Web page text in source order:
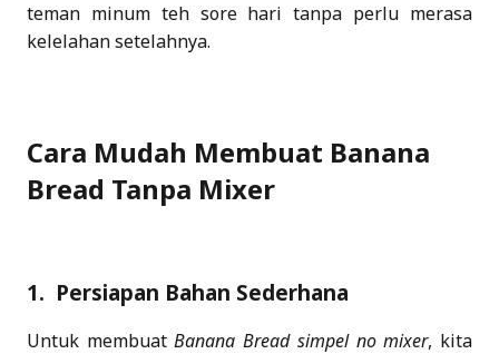
teman minum teh sore hari tanpa perlu merasa
kelelahan setelahnya.
Cara Mudah Membuat Banana
Bread Tanpa Mixer
1. Persiapan Bahan Sederhana
Untuk membuatBanana Bread simpel no mixer, kita